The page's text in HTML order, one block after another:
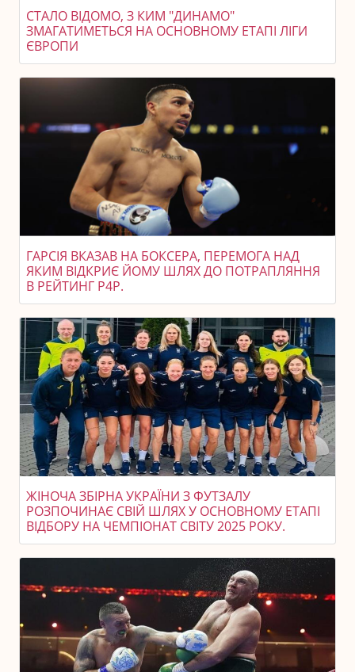
СТАЛО ВІДОМО, З КИМ "ДИНАМО"
ЗМАГАТИМЕТЬСЯ НА ОСНОВНОМУ ЕТАПІ ЛІГИ
ЄВРОПИ
ГАРСІЯ ВКАЗАВ НА БОКСЕРА, ПЕРЕМОГА НАД
ЯКИМ ВІДКРИЄ ЙОМУ ШЛЯХ ДО ПОТРАПЛЯННЯ
В РЕЙТИНГ P4P.
ЖІНОЧА ЗБІРНА УКРАЇНИ З ФУТЗАЛУ
РОЗПОЧИНАЄ СВІЙ ШЛЯХ У ОСНОВНОМУ ЕТАПІ
ВІДБОРУ НА ЧЕМПІОНАТ СВІТУ 2025 РОКУ.